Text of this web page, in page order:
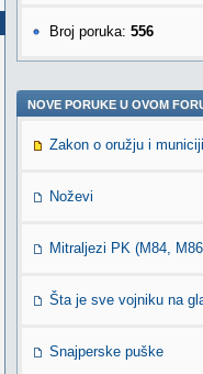
Broj poruka: 556
NOVE PORUKE U OVOM
Zakon o oružju i municiji
Noževi
Mitraljezi PK (M84,
Šta je sve vojniku na
Snajperske puške